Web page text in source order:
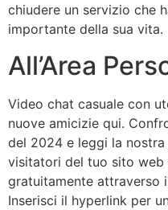
chiudere un servizio che
importante della sua vita.
All’Area
Video chat casuale con
nuove amicizie qui.
del 2024 e leggi la nostra
visitatori del tuo sito web
gratuitamente attraverso
Inserisci il hyperlink per